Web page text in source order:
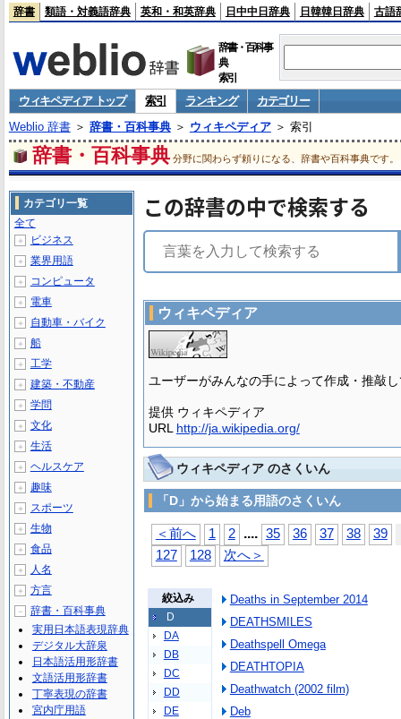
辞書 類語・対義語辞典 英和・和英辞典 日中中日辞典 日韓韓日辞典 古語
辞書・百科事
典
索引
ウィキペディア トップ 索引 ランキング
カテゴリー
Weblio 辞書＞ 辞書・百科事典＞ ウィキペディア＞ 索引
辞書・百科事典 分野に関わらず頼りになる、辞書や百科事典です。
この辞書の中で検索する
ウィキペディア
ユーザーがみんなの手によって作成・推敲
提供 ウィキペディア
URL http://ja.wikipedia.org/
ウィキペディア のさくいん
「D」から始まる用語のさくいん
＜前へ 1 2 .... 35 36 37 38 39
127
128 次へ＞
絞込み
D
DA
DB
DC
DD
DE
Deaths in September 2014
DEATHSMILES
Deathspell Omega
DEATHTOPIA
Deathwatch (2002 film)
Deb
カテゴリ一覧
全て
＋ ビジネス
＋ 業界用語
＋ コンピュータ
＋ 電車
＋ 自動車・バイク
＋ 船
＋ 工学
＋ 建築・不動産
＋ 学問
＋ 文化
＋ 生活
＋ ヘルスケア
＋ 趣味
＋ スポーツ
＋ 生物
＋ 食品
＋ 人名
＋ 方言
－
辞書・百科事典
実用日本語表現辞典
デジタル大辞泉
日本語活用形辞書
文語活用形辞書
丁寧表現の辞書
宮内庁用語